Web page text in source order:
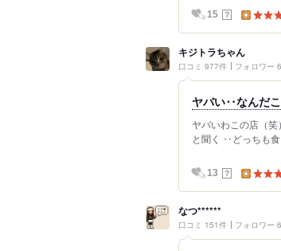
15 ？
キジトラちゃん
口コミ 977件 フォロワー
ヤバい‥なんだ
ヤバいわこの店（
と聞く ‥どっちも
13 ？
なつ******
口コミ 151件 フォロワー